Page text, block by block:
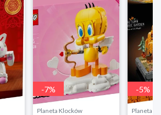
-7%
Planeta Klocków
-5%
Planeta